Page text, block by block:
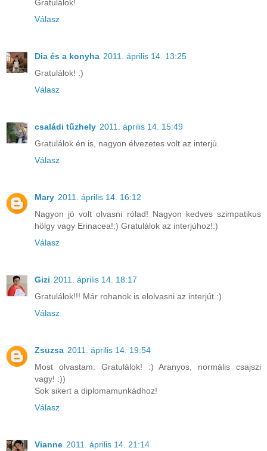
Gratulálok!
Válasz
Dia és a konyha 2011. április 14. 13:25
Gratulálok! :)
Válasz
családi tűzhely 2011. április 14. 15:49
Gratulálok én is, nagyon élvezetes volt az interjú.
Válasz
Mary 2011. április 14. 16:12
Nagyon jó volt olvasni rólad! Nagyon kedves szimpatikus
hölgy vagy Erinacea!:) Gratulálok az interjúhoz!:)
Válasz
Gizi 2011. április 14. 18:17
Gratulálok!!! Már rohanok is elolvasni az interjút.:)
Válasz
Zsuzsa 2011. április 14. 19:54
Most olvastam. Gratulálok! :) Aranyos, normális csajszi
vagy! :))
Sok sikert a diplomamunkádhoz!
Válasz
Vianne 2011. április 14. 21:14